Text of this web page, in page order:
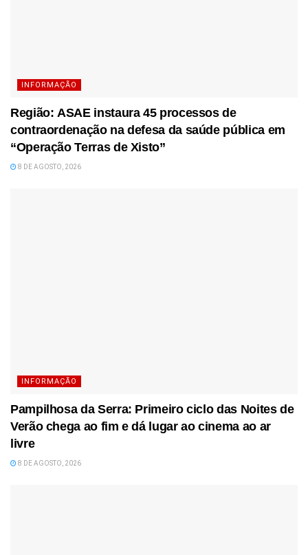
INFORMAÇÃO
Região: ASAE instaura 45 processos de
contraordenação na defesa da saúde pública em
“Operação Terras de Xisto”
8 DE AGOSTO, 2026
INFORMAÇÃO
Pampilhosa da Serra: Primeiro ciclo das Noites de
Verão chega ao fim e dá lugar ao cinema ao ar
livre
8 DE AGOSTO, 2026